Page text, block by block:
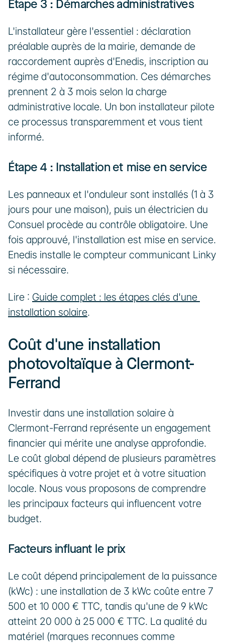
Étape 3 : Démarches administratives
L'installateur gère l'essentiel : déclaration
préalable auprès de la mairie, demande de
raccordement auprès d'Enedis, inscription au
régime d'autoconsommation. Ces démarches
prennent 2 à 3 mois selon la charge
administrative locale. Un bon installateur pilote
ce processus transparemment et vous tient
informé.
Étape 4 : Installation et mise en service
Les panneaux et l'onduleur sont installés (1 à 3
jours pour une maison), puis un électricien du
Consuel procède au contrôle obligatoire. Une
fois approuvé, l'installation est mise en service.
Enedis installe le compteur communicant Linky
si nécessaire.
Lire : Guide complet : les étapes clés d'une
installation solaire.
Coût d'une installation
photovoltaïque à Clermont-
Ferrand
Investir dans une installation solaire à
Clermont-Ferrand représente un engagement
financier qui mérite une analyse approfondie.
Le coût global dépend de plusieurs paramètres
spécifiques à votre projet et à votre situation
locale. Nous vous proposons de comprendre
les principaux facteurs qui influencent votre
budget.
Facteurs influant le prix
Le coût dépend principalement de la puissance
(kWc) : une installation de 3 kWc coûte entre 7
500 et 10 000 € TTC, tandis qu'une de 9 kWc
atteint 20 000 à 25 000 € TTC. La qualité du
matériel (marques reconnues comme